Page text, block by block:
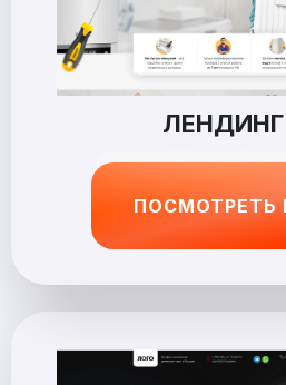
ЛЕНДИНГ
ПОСМОТРЕТЬ